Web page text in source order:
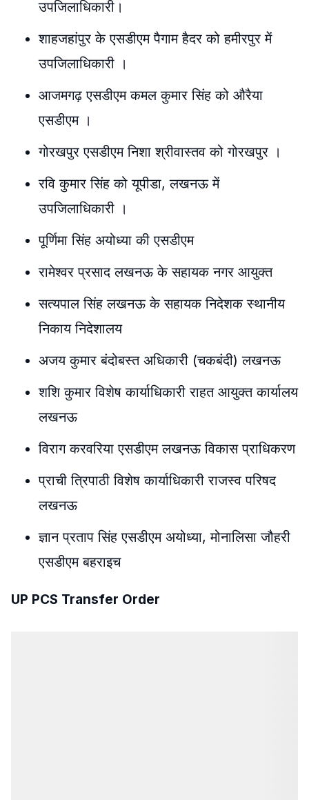
उपजिलाधिकारी।
शाहजहांपुर के एसडीएम पैगाम हैदर को हमीरपुर में
उपजिलाधिकारी ।
आजमगढ़ एसडीएम कमल कुमार सिंह को औरैया
एसडीएम ।
गोरखपुर एसडीएम निशा श्रीवास्तव को गोरखपुर ।
रवि कुमार सिंह को यूपीडा, लखनऊ में
उपजिलाधिकारी ।
पूर्णिमा सिंह अयोध्या की एसडीएम
रामेश्वर प्रसाद लखनऊ के सहायक नगर आयुक्त
सत्यपाल सिंह लखनऊ के सहायक निदेशक स्थानीय
निकाय निदेशालय
अजय कुमार बंदोबस्त अधिकारी (चकबंदी) लखनऊ
शशि कुमार विशेष कार्याधिकारी राहत आयुक्त कार्यालय
लखनऊ
विराग करवरिया एसडीएम लखनऊ विकास प्राधिकरण
प्राची त्रिपाठी विशेष कार्याधिकारी राजस्व परिषद
लखनऊ
ज्ञान प्रताप सिंह एसडीएम अयोध्या, मोनालिसा जौहरी
एसडीएम बहराइच
UP PCS Transfer Order